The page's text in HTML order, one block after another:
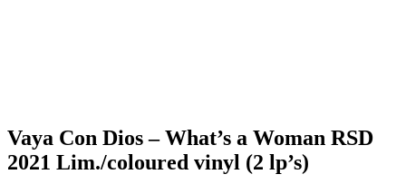
Vaya Con Dios – What’s a Woman RSD
2021 Lim./coloured vinyl (2 lp’s)